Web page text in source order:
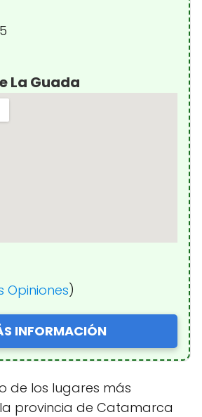
La Guada
Opiniones)
INFORMACIÓN
de los lugares más
provincia de Catamarca